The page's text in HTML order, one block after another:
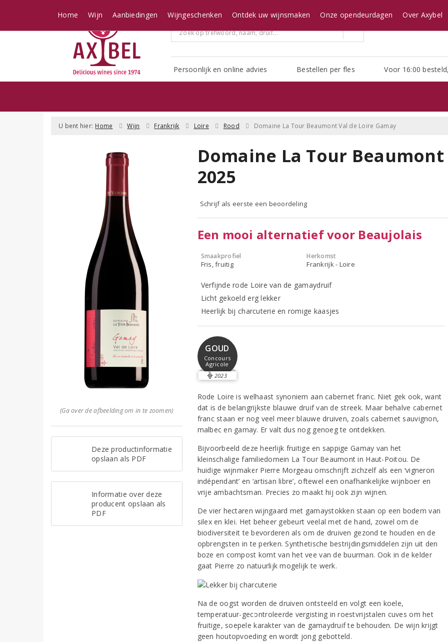
Persoonlijk en online advies Bestellen per fles Voor 16:00
Home Wijn Aanbiedingen Wijngeschenken Ontdek uw wijnsmaken Onze opendeurdagen Over Axybel
U bent hier: Home Wijn Frankrijk Loire Rood Domaine La Tour Beaumont Val de Loire Gamay
(Ga over de afbeelding om in te zoomen)
Deze productinformatie
opslaan als PDF
Informatie over deze
producent opslaan als
PDF
Domaine La Tour
2025
Schrijf als eerste een beoordeling
Een mooi alternatief voor Beaujolais
Smaakprofiel
Fris, fruitig
Herkomst
Frankrijk - Loire
Verfijnde rode Loire van de gamaydruif
Licht gekoeld erg lekker
Heerlijk bij charcuterie en romige kaasjes
GOUD
Concours
Agricole
2023
Rode Loire is welhaast synoniem aan cabernet franc. Niet gek ook, want
dat is de belangrijkste blauwe druif van de streek. Maar behalve cabernet
franc staan er nog veel meer blauwe druiven, zoals cabernet sauvignon,
malbec en gamay. Er valt dus nog genoeg te ontdekken.
Bijvoorbeeld deze heerlijk fruitige en sappige Gamay van het
kleinschalige familiedomein La Tour Beaumont in Haut-Poitou. De
huidige wijnmaker Pierre Morgeau omschrijft zichzelf als een ‘vigneron
indépendant’ en ‘artisan libre’, oftewel een onafhankelijke wijnboer en
vrije ambachtsman. Precies zo maakt hij ook zijn wijnen.
De vier hectaren wijngaard met gamaystokken staan op een bodem van
silex en klei. Het beheer gebeurt veelal met de hand, zowel om de
biodiversiteit te bevorderen als om de druiven gezond te houden en de
opbrengsten in te perken. Synthetische bestrijdingsmiddelen zijn uit den
boze en compost komt van het vee van de buurman. Ook in de kelder
gaat Pierre zo natuurlijk mogelijk te werk.
Na de oogst worden de druiven ontsteeld en volgt een koele,
temperatuur-gecontroleerde vergisting in roestvrijstalen cuves om het
fruitige, soepele karakter van de gamaydruif te behouden. De wijn krijgt
geen houtopvoeding en wordt jong gebotteld.